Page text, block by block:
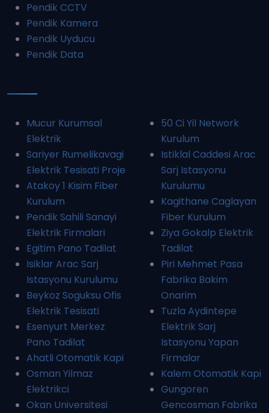
Pendik CCTV
Pendik Kamera
Pendik Uyducu
Pendik Data
Mucur Kurumsal
Elektrik
Sariyer Rumelikavagi
Elektrik Tesisati Proje
Atakoy 1 Kisim Fiber
Kurulum
Pendik Sahili Sanayi
Elektrik Firmalari
Egitim Pano Tadilat
Isiklar Arac Sarj
Istasyonu Kurulumu
Beykoz Soguksu Ofis
Elektrik Tesisati
Esenyurt Merkez
Pano Tadilat
Ahatli Otomatik Kapi
Osman Yilmaz
Elektrikci
Okan Universitesi
50 Ci Yil Network
Kurulum
Istiklal Caddesi Arac
Sarj Istasyonu
Kurulumu
Kagithane Caglayan
Fiber Kurulum
Ziya Gokalp Elektrik
Tadilat
Piri Mehmet Pasa
Fabrika Bakim
Onarim
Tuzla Aydintepe
Elektrik Sarj
Istasyonu Yapan
Firmalar
Kalem Otomatik Kapi
Gungoren
Gencosman Fabrika